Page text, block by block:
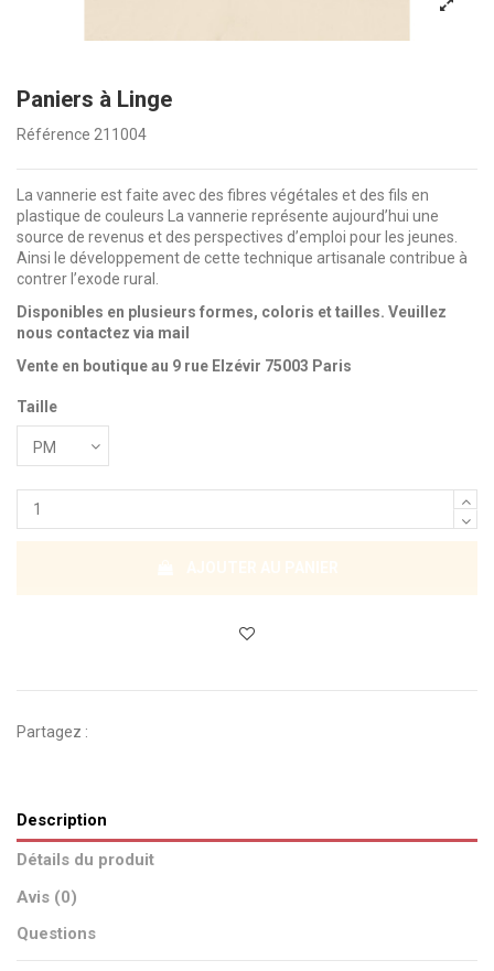
Paniers à Linge
Référence 211004
La vannerie est faite avec des fibres végétales et des fils en
plastique de couleurs La vannerie représente aujourd’hui une
source de revenus et des perspectives d’emploi pour les jeunes.
Ainsi le développement de cette technique artisanale contribue à
contrer l’exode rural.
Disponibles en plusieurs formes, coloris et tailles. Veuillez
nous contactez via mail
Vente en boutique au 9 rue Elzévir 75003 Paris
Taille
Partagez :
Description
Détails du produit
Avis (0)
Questions